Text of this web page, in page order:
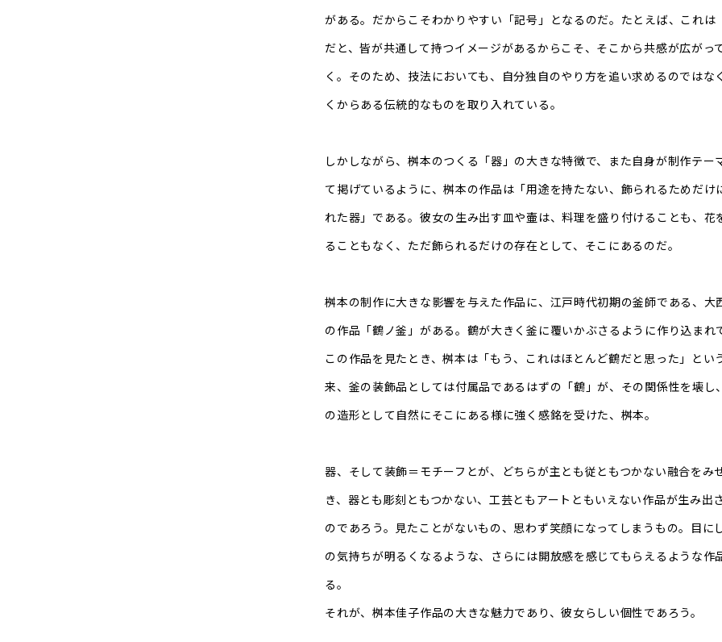
がある。だからこそわかりやすい「記号」となるのだ。たとえば、これは
だと、皆が共通して持つイメージがあるからこそ、そこから共感が広がっ
く。そのため、技法においても、自分独自のやり方を追い求めるのではな
くからある伝統的なものを取り入れている。
しかしながら、桝本のつくる「器」の大きな特徴で、また自身が制作テー
て掲げているように、桝本の作品は「用途を持たない、飾られるためだけ
れた器」である。彼女の生み出す皿や壷は、料理を盛り付けることも、花
ることもなく、ただ飾られるだけの存在として、そこにあるのだ。
桝本の制作に大きな影響を与えた作品に、江戸時代初期の釜師である、大
の作品「鶴ノ釜」がある。鶴が大きく釜に覆いかぶさるように作り込まれ
この作品を見たとき、桝本は「もう、これはほとんど鶴だと思った」とい
来、釜の装飾品としては付属品であるはずの「鶴」が、その関係性を壊し
の造形として自然にそこにある様に強く感銘を受けた、桝本。
器、そして装飾＝モチーフとが、どちらが主とも従ともつかない融合をみ
き、器とも彫刻ともつかない、工芸ともアートともいえない作品が生み出
のであろう。見たことがないもの、思わず笑顔になってしまうもの。目に
の気持ちが明るくなるような、さらには開放感を感じてもらえるような作
る。
それが、桝本佳子作品の大きな魅力であり、彼女らしい個性であろう。